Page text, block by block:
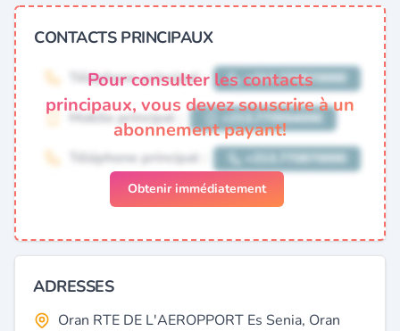
CONTACTS PRINCIPAUX
Pour consulter les contacts
principaux, vous devez souscrire à un
abonnement payant!
Obtenir immédiatement
ADRESSES
Oran RTE DE L'AEROPPORT Es Senia, Oran